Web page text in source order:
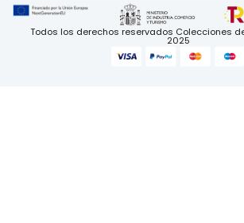
Todos los derechos reservados Colecciones
2025